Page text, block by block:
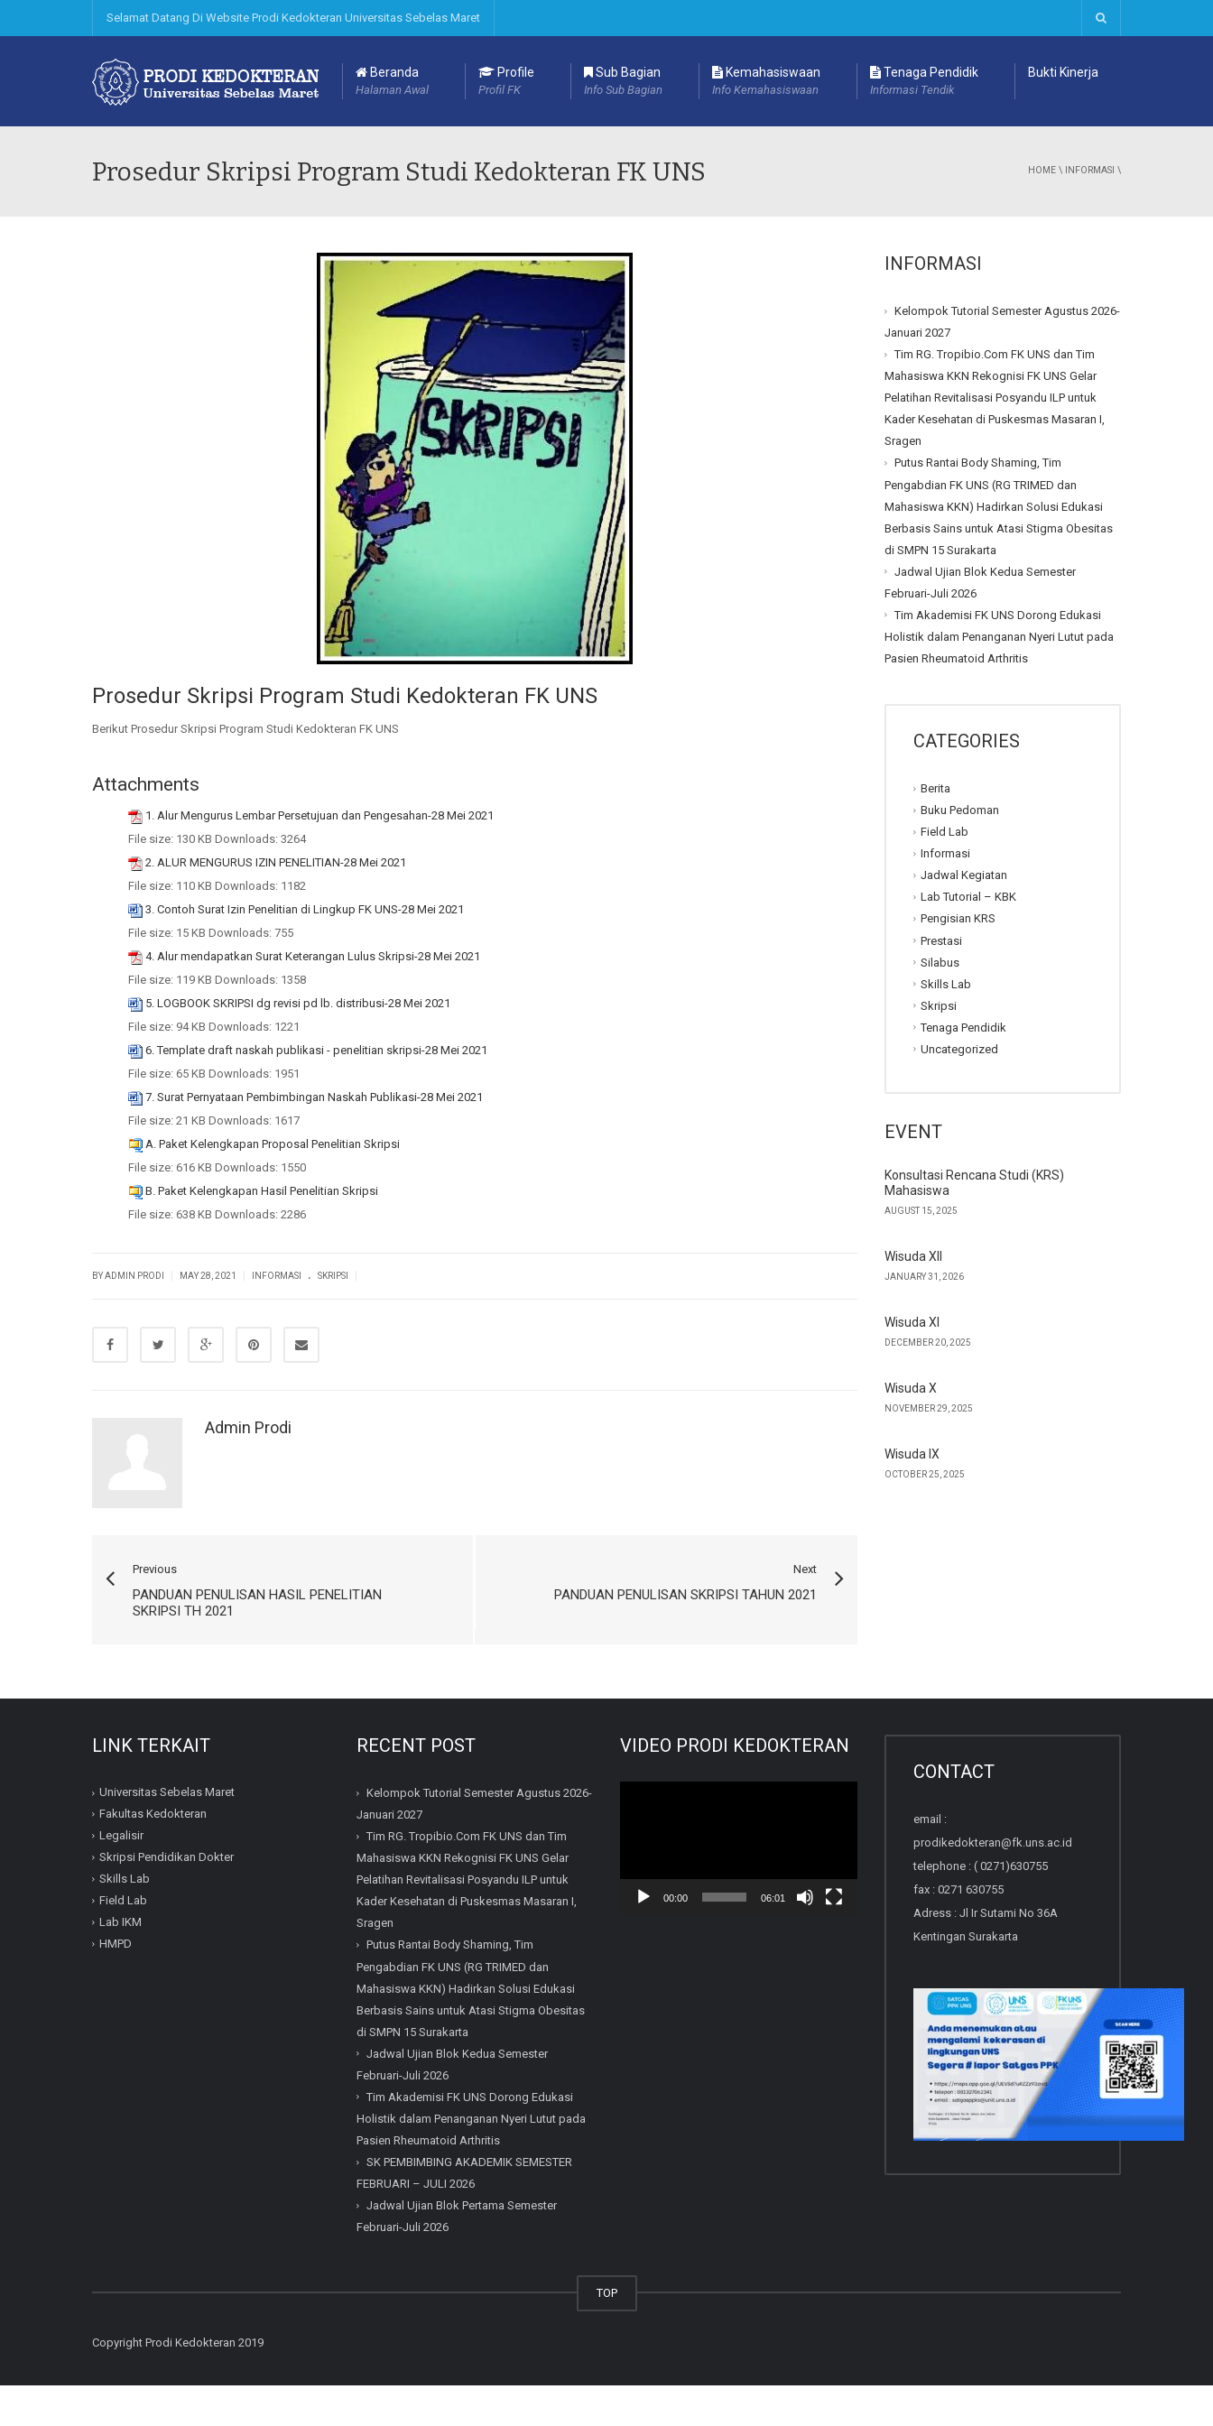
Selamat Datang Di Website Prodi Kedokteran Universitas Sebelas Maret
Beranda
Halaman Awal
Profile
Profil FK
Sub Bagian
Info Sub Bagian
Kemahasiswaan
Info Kemahasiswaan
Tenaga Pendidik
Informasi Tendik
Bukti Kinerja
Prosedur Skripsi Program Studi Kedokteran FK UNS HOME \ INFORMASI \
Prosedur Skripsi Program Studi Kedokteran FK UNS
Berikut Prosedur Skripsi Program Studi Kedokteran FK UNS
Attachments
1. Alur Mengurus Lembar Persetujuan dan Pengesahan-28 Mei 2021
File size: 130 KB Downloads: 3264
2. ALUR MENGURUS IZIN PENELITIAN-28 Mei 2021
File size: 110 KB Downloads: 1182
3. Contoh Surat Izin Penelitian di Lingkup FK UNS-28 Mei 2021
File size: 15 KB Downloads: 755
4. Alur mendapatkan Surat Keterangan Lulus Skripsi-28 Mei 2021
File size: 119 KB Downloads: 1358
5. LOGBOOK SKRIPSI dg revisi pd lb. distribusi-28 Mei 2021
File size: 94 KB Downloads: 1221
6. Template draft naskah publikasi - penelitian skripsi-28 Mei 2021
File size: 65 KB Downloads: 1951
7. Surat Pernyataan Pembimbingan Naskah Publikasi-28 Mei 2021
File size: 21 KB Downloads: 1617
A. Paket Kelengkapan Proposal Penelitian Skripsi
File size: 616 KB Downloads: 1550
B. Paket Kelengkapan Hasil Penelitian Skripsi
File size: 638 KB Downloads: 2286
BY ADMIN PRODI MAY 28, 2021 INFORMASI . SKRIPSI
Admin Prodi
Previous
PANDUAN PENULISAN HASIL PENELITIAN
SKRIPSI TH 2021
Next
PANDUAN PENULISAN SKRIPSI TAHUN 2021
INFORMASI
Kelompok Tutorial Semester Agustus 2026-
Januari 2027
Tim RG. Tropibio.Com FK UNS dan Tim
Mahasiswa KKN Rekognisi FK UNS Gelar
Pelatihan Revitalisasi Posyandu ILP untuk
Kader Kesehatan di Puskesmas Masaran I,
Sragen
Putus Rantai Body Shaming, Tim
Pengabdian FK UNS (RG TRIMED dan
Mahasiswa KKN) Hadirkan Solusi Edukasi
Berbasis Sains untuk Atasi Stigma Obesitas
di SMPN 15 Surakarta
Jadwal Ujian Blok Kedua Semester
Februari-Juli 2026
Tim Akademisi FK UNS Dorong Edukasi
Holistik dalam Penanganan Nyeri Lutut pada
Pasien Rheumatoid Arthritis
CATEGORIES
Berita
Buku Pedoman
Field Lab
Informasi
Jadwal Kegiatan
Lab Tutorial – KBK
Pengisian KRS
Prestasi
Silabus
Skills Lab
Skripsi
Tenaga Pendidik
Uncategorized
EVENT
Konsultasi Rencana Studi (KRS)
Mahasiswa
AUGUST 15, 2025
Wisuda XII
JANUARY 31, 2026
Wisuda XI
DECEMBER 20, 2025
Wisuda X
NOVEMBER 29, 2025
Wisuda IX
OCTOBER 25, 2025
LINK TERKAIT
Universitas Sebelas Maret
Fakultas Kedokteran
Legalisir
Skripsi Pendidikan Dokter
Skills Lab
Field Lab
Lab IKM
HMPD
RECENT POST
Kelompok Tutorial Semester Agustus 2026-
Januari 2027
Tim RG. Tropibio.Com FK UNS dan Tim
Mahasiswa KKN Rekognisi FK UNS Gelar
Pelatihan Revitalisasi Posyandu ILP untuk
Kader Kesehatan di Puskesmas Masaran I,
Sragen
Putus Rantai Body Shaming, Tim
Pengabdian FK UNS (RG TRIMED dan
Mahasiswa KKN) Hadirkan Solusi Edukasi
Berbasis Sains untuk Atasi Stigma Obesitas
di SMPN 15 Surakarta
Jadwal Ujian Blok Kedua Semester
Februari-Juli 2026
Tim Akademisi FK UNS Dorong Edukasi
Holistik dalam Penanganan Nyeri Lutut pada
Pasien Rheumatoid Arthritis
SK PEMBIMBING AKADEMIK SEMESTER
FEBRUARI – JULI 2026
Jadwal Ujian Blok Pertama Semester
Februari-Juli 2026
VIDEO PRODI KEDOKTERAN
00:00 06:01
CONTACT
email :
prodikedokteran@fk.uns.ac.id
telephone : ( 0271)630755
fax : 0271 630755
Adress : Jl Ir Sutami No 36A
Kentingan Surakarta
TOP
Copyright Prodi Kedokteran 2019